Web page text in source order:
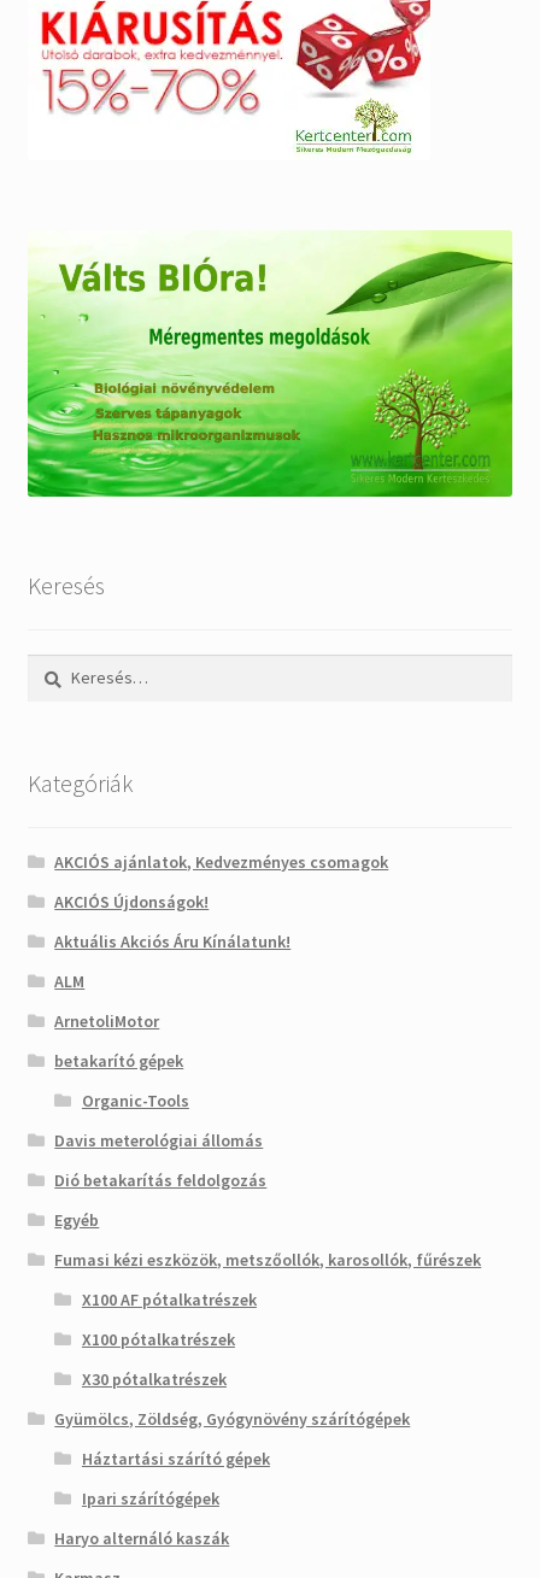
Keresés
Kategóriák
AKCIÓS ajánlatok, Kedvezményes csomagok
AKCIÓS Újdonságok!
Aktuális Akciós Áru Kínálatunk!
ALM
ArnetoliMotor
betakarító gépek
Organic-Tools
Davis meterológiai állomás
Dió betakarítás feldolgozás
Egyéb
Fumasi kézi eszközök, metszőollók, karosollók, fűrészek
X100 AF pótalkatrészek
X100 pótalkatrészek
X30 pótalkatrészek
Gyümölcs, Zöldség, Gyógynövény szárítógépek
Háztartási szárító gépek
Ipari szárítógépek
Haryo alternáló kaszák